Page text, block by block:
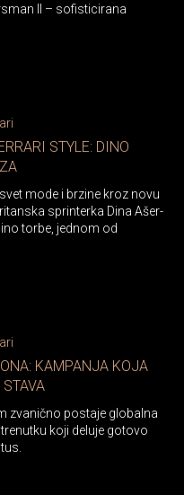
II – sofisticirana
STYLE: DINO
mode i brzine kroz novu
sprinterka Dina Ašer-
torbe, jednom od
KAMPANJA KOJA
zvanično postaje globalna
koji deluje gotovo